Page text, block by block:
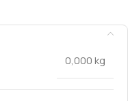
0,000 kg